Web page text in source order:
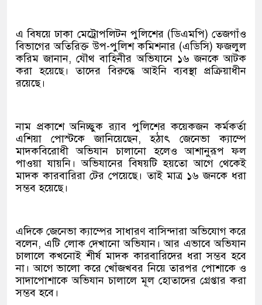
এ বিষয়ে ঢাকা মেট্রোপলিটন পুলিশের (ডিএমপি) তেজগাঁও
বিভাগের অতিরিক্ত উপ-পুলিশ কমিশনার (এডিসি) ফজলুল
করিম জানান, যৌথ বাহিনীর অভিযানে ১৬ জনকে আটক
করা হয়েছে। তাদের বিরুদ্ধে আইনি ব্যবস্থা প্রক্রিয়াধীন
রয়েছে।
নাম প্রকাশে অনিচ্ছুক র‍্যাব পুলিশের কয়েকজন কর্মকর্তা
এশিয়া পোস্টকে জানিয়েছেন, হঠাৎ জেনেভা ক্যাম্পে
মাদকবিরোধী অভিযান চালানো হলেও আশানুরূপ ফল
পাওয়া যায়নি। অভিযানের বিষয়টি হয়তো আগে থেকেই
মাদক কারবারিরা টের পেয়েছে। তাই মাত্র ১৬ জনকে ধরা
সম্ভব হয়েছে।
এদিকে জেনেভা ক্যাম্পের সাধারণ বাসিন্দারা অভিযোগ করে
বলেন, এটি লোক দেখানো অভিযান। আর এভাবে অভিযান
চালালে কখনোই শীর্ষ মাদক কারবারিদের ধরা সম্ভব হবে
না। আগে ভালো করে খোঁজখবর নিয়ে তারপর পোশাকে ও
সাদাপোশাকে অভিযান চালালে মূল হোতাদের গ্রেপ্তার করা
সম্ভব হবে।